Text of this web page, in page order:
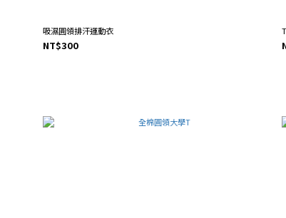
吸濕圓領排汗運動衣
NT$300